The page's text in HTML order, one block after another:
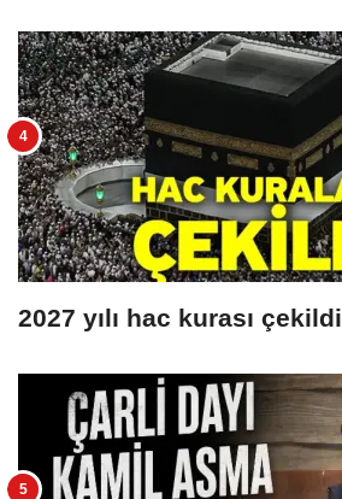
2027 yılı hac kurası çekildi